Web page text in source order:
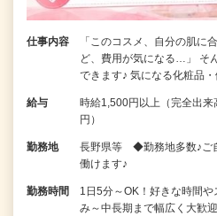
仕事内容
「このコスメ、自分の肌に
ど、費用が気になる…」 そ
できます♪ 気になる化粧品
給与
時給1,500円以上（完全出
円）
勤務地
長野県等 ◆勤務地多数♪ご
働けます♪
勤務時間
1日5分～OK！好きな時間
み～中長期まで幅広く大歓